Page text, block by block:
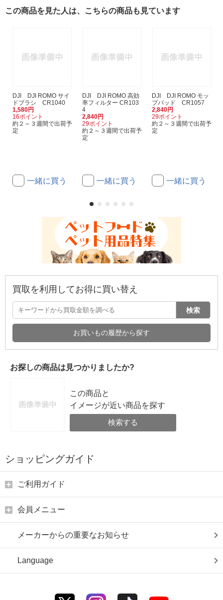
この商品を見た人は、こちらの商品も見ています
DJI DJI ROMO サイ
ドブラシ CR1040
1,580円
16ポイント
約２～３週間で出荷予
定
一緒に買う
DJI DJI ROMO 高効
率フィルター CR103
4
2,840円
29ポイント
約２～３週間で出荷予
定
一緒に買う
DJI DJI ROMO モッ
プパッド CR1057
2,840円
29ポイント
約２～３週間で出荷予
定
一緒に買う
買取を利用してお得に買い替え
検索
お買いもの履歴から探す
お探しの商品は見つかりましたか?
この商品と
イメージが近い商品を探す
検索する
ショッピングガイド
ご利用ガイド
会員メニュー
メーカーからの重要なお知らせ
Language